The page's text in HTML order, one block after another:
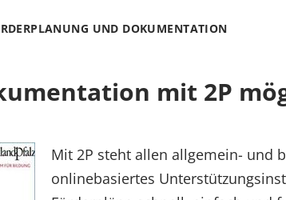
UND DOKUMENTATION
mit 2P
Mit 2P steht allen allgemein- und
onlinebasiertes